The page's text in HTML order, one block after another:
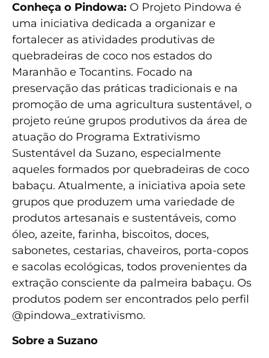
Conheça o Pindowa: O Projeto Pindowa é
uma iniciativa dedicada a organizar e
fortalecer as atividades produtivas de
quebradeiras de coco nos estados do
Maranhão e Tocantins. Focado na
preservação das práticas tradicionais e na
promoção de uma agricultura sustentável, o
projeto reúne grupos produtivos da área de
atuação do Programa Extrativismo
Sustentável da Suzano, especialmente
aqueles formados por quebradeiras de coco
babaçu. Atualmente, a iniciativa apoia sete
grupos que produzem uma variedade de
produtos artesanais e sustentáveis, como
óleo, azeite, farinha, biscoitos, doces,
sabonetes, cestarias, chaveiros, porta-copos
e sacolas ecológicas, todos provenientes da
extração consciente da palmeira babaçu. Os
produtos podem ser encontrados pelo perfil
@pindowa_extrativismo.
Sobre a Suzano